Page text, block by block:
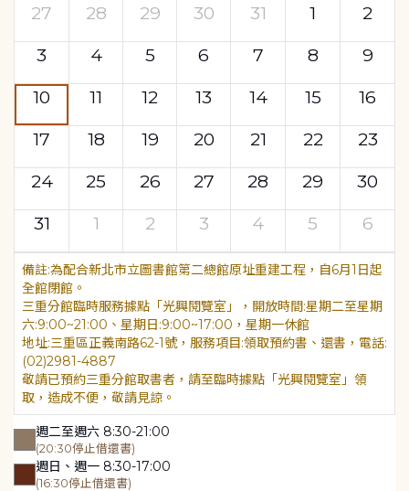
27 28 29 30 31 1
2
3
4 5 6 7 8
9
10
11 12 13 14 15
16
17
18 19 20 21 22
23
24
25 26 27 28 29
30
31
1 2 3 4 5 6
為配合新北市立圖書館第二總館原址重建工程，自6月1日起
全館閉館。
三重分館臨時服務據點「光興閱覽室」，開放時間:星期二至星期
六:9:00~21:00、星期日:9:00~17:00，星期一休館
地址:三重區正義南路62-1號，服務項目:領取預約書、還書，電話:
(02)2981-4887
敬請已預約三重分館取書者，請至臨時據點「光興閱覽室」領
取，造成不便，敬請見諒。
週二至週六 8:30-21:00
(20:30停止借還書)
週日、週一 8:30-17:00
(16:30停止借還書)